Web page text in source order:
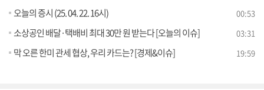
오늘의 증시 (25. 04. 22. 16시) 00:53
소상공인 배달·택배비 최대 30만 원 받는다 [오늘의 이슈] 03:31
막 오른 한미 관세 협상, 우리 카드는? [경제&이슈] 19:59